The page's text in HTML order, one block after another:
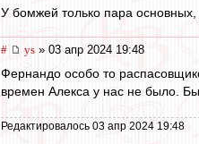
У бомжей только пара
# ys » 03 апр 2024 19:48
Фернандо особо то
времен Алекса у нас не было.
Редактировалось 03 апр 2024 19:48